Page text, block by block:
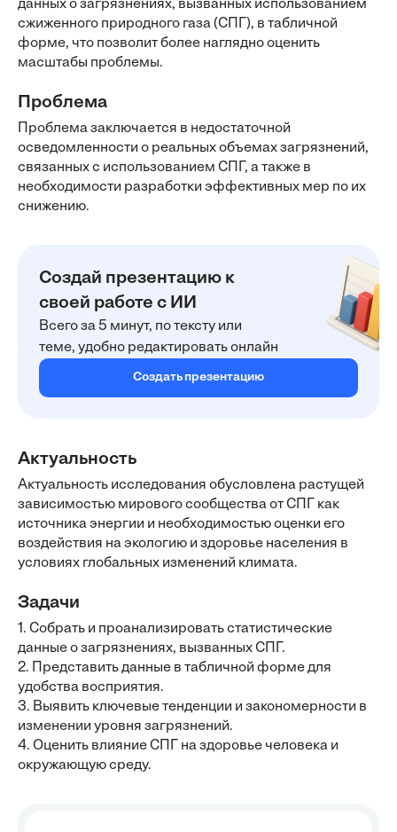
данных о загрязнениях, вызванных использованием
сжиженного природного газа (СПГ), в табличной
форме, что позволит более наглядно оценить
масштабы проблемы.
Проблема
Проблема заключается в недостаточной
осведомленности о реальных объемах загрязнений,
связанных с использованием СПГ, а также в
необходимости разработки эффективных мер по их
снижению.
Создай презентацию к
своей работе с ИИ
Всего за 5 минут, по тексту или
теме, удобно редактировать онлайн
Создать презентацию
Актуальность
Актуальность исследования обусловлена растущей
зависимостью мирового сообщества от СПГ как
источника энергии и необходимостью оценки его
воздействия на экологию и здоровье населения в
условиях глобальных изменений климата.
Задачи
1. Собрать и проанализировать статистические
данные о загрязнениях, вызванных СПГ.
2. Представить данные в табличной форме для
удобства восприятия.
3. Выявить ключевые тенденции и закономерности в
изменении уровня загрязнений.
4. Оценить влияние СПГ на здоровье человека и
окружающую среду.